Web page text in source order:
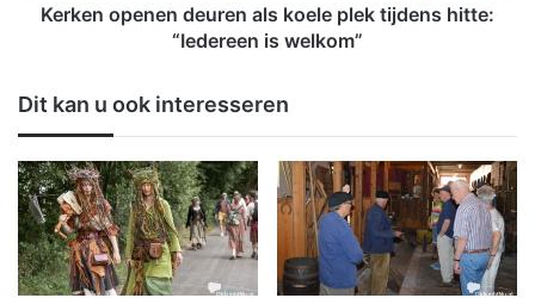
i
g
e
a
f
t
r
a
e
u
r
e
n
a
l
s
Kerken openen deuren als koele plek tijdens hitte:
“Iedereen is welkom”
Dit kan u ook interesseren